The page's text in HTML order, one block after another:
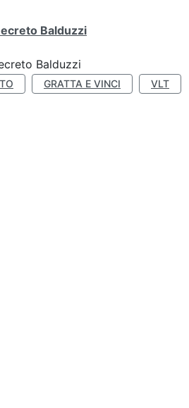
Balduzzi
Balduzzi
GRATTA E VINCI VLT